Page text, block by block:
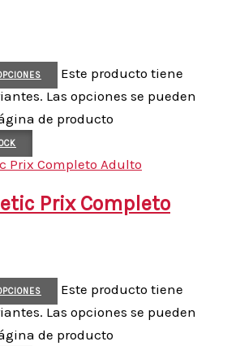
Este producto tiene
Las opciones se pueden
de producto
Prix Completo
Este producto tiene
Las opciones se pueden
de producto